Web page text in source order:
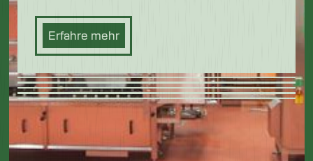
Erfahre mehr